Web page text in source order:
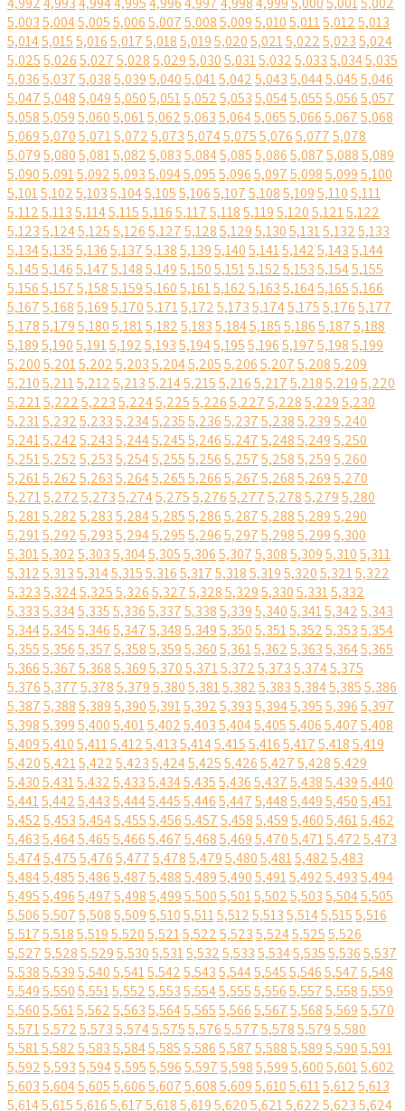
5,0035,0045,0055,0065,0075,0085,0095,0105,0115,0125,013
5,0145,0155,0165,0175,0185,0195,0205,0215,0225,0235,024
5,0255,0265,0275,0285,0295,0305,0315,0325,0335,0345,035
5,0365,0375,0385,0395,0405,0415,0425,0435,0445,0455,046
5,0475,0485,0495,0505,0515,0525,0535,0545,0555,0565,057
5,0585,0595,0605,0615,0625,0635,0645,0655,0665,0675,068
5,0695,0705,0715,0725,0735,0745,0755,0765,0775,078
5,0795,0805,0815,0825,0835,0845,0855,0865,0875,0885,089
5,0905,0915,0925,0935,0945,0955,0965,0975,0985,0995,100
5,1015,1025,1035,1045,1055,1065,1075,1085,1095,1105,111
5,1125,1135,1145,1155,1165,1175,1185,1195,1205,1215,122
5,1235,1245,1255,1265,1275,1285,1295,1305,1315,1325,133
5,1345,1355,1365,1375,1385,1395,1405,1415,1425,1435,144
5,1455,1465,1475,1485,1495,1505,1515,1525,1535,1545,155
5,1565,1575,1585,1595,1605,1615,1625,1635,1645,1655,166
5,1675,1685,1695,1705,1715,1725,1735,1745,1755,1765,177
5,1785,1795,1805,1815,1825,1835,1845,1855,1865,1875,188
5,1895,1905,1915,1925,1935,1945,1955,1965,1975,1985,199
5,2005,2015,2025,2035,2045,2055,2065,2075,2085,209
5,2105,2115,2125,2135,2145,2155,2165,2175,2185,2195,220
5,2215,2225,2235,2245,2255,2265,2275,2285,2295,230
5,2315,2325,2335,2345,2355,2365,2375,2385,2395,240
5,2415,2425,2435,2445,2455,2465,2475,2485,2495,250
5,2515,2525,2535,2545,2555,2565,2575,2585,2595,260
5,2615,2625,2635,2645,2655,2665,2675,2685,2695,270
5,2715,2725,2735,2745,2755,2765,2775,2785,2795,280
5,2815,2825,2835,2845,2855,2865,2875,2885,2895,290
5,2915,2925,2935,2945,2955,2965,2975,2985,2995,300
5,3015,3025,3035,3045,3055,3065,3075,3085,3095,3105,311
5,3125,3135,3145,3155,3165,3175,3185,3195,3205,3215,322
5,3235,3245,3255,3265,3275,3285,3295,3305,3315,332
5,3335,3345,3355,3365,3375,3385,3395,3405,3415,3425,343
5,3445,3455,3465,3475,3485,3495,3505,3515,3525,3535,354
5,3555,3565,3575,3585,3595,3605,3615,3625,3635,3645,365
5,3665,3675,3685,3695,3705,3715,3725,3735,3745,375
5,3765,3775,3785,3795,3805,3815,3825,3835,3845,3855,386
5,3875,3885,3895,3905,3915,3925,3935,3945,3955,3965,397
5,3985,3995,4005,4015,4025,4035,4045,4055,4065,4075,408
5,4095,4105,4115,4125,4135,4145,4155,4165,4175,4185,419
5,4205,4215,4225,4235,4245,4255,4265,4275,4285,429
5,4305,4315,4325,4335,4345,4355,4365,4375,4385,4395,440
5,4415,4425,4435,4445,4455,4465,4475,4485,4495,4505,451
5,4525,4535,4545,4555,4565,4575,4585,4595,4605,4615,462
5,4635,4645,4655,4665,4675,4685,4695,4705,4715,4725,473
5,4745,4755,4765,4775,4785,4795,4805,4815,4825,483
5,4845,4855,4865,4875,4885,4895,4905,4915,4925,4935,494
5,4955,4965,4975,4985,4995,5005,5015,5025,5035,5045,505
5,5065,5075,5085,5095,5105,5115,5125,5135,5145,5155,516
5,5175,5185,5195,5205,5215,5225,5235,5245,5255,526
5,5275,5285,5295,5305,5315,5325,5335,5345,5355,5365,537
5,5385,5395,5405,5415,5425,5435,5445,5455,5465,5475,548
5,5495,5505,5515,5525,5535,5545,5555,5565,5575,5585,559
5,5605,5615,5625,5635,5645,5655,5665,5675,5685,5695,570
5,5715,5725,5735,5745,5755,5765,5775,5785,5795,580
5,5815,5825,5835,5845,5855,5865,5875,5885,5895,5905,591
5,5925,5935,5945,5955,5965,5975,5985,5995,6005,6015,602
5,6035,6045,6055,6065,6075,6085,6095,6105,6115,6125,613
5,6145,6155,6165,6175,6185,6195,6205,6215,6225,6235,624